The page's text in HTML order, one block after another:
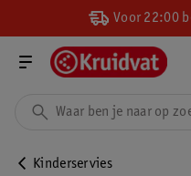
Voor 22:00
Kinderservies